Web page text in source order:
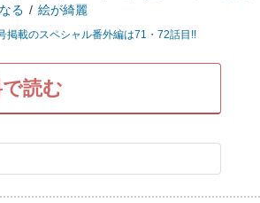
る 絵が綺麗
掲載のスペシャル番外編は71・72話目!!
読む